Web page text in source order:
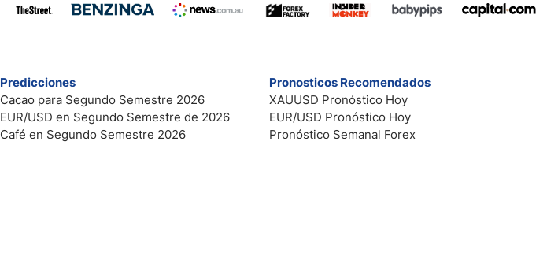
Predicciones
Cacao para Segundo Semestre 2026
EUR/USD en Segundo Semestre de 2026
Café en Segundo Semestre 2026
Pronosticos Recomendados
XAUUSD Pronóstico Hoy
EUR/USD Pronóstico Hoy
Pronóstico Semanal Forex